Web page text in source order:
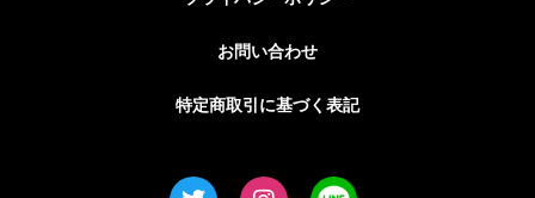
お問い合わせ
特定商取引に基づく表記